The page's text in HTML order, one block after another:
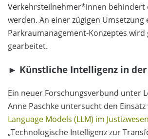
Verkehrsteilnehmer*innen behindert
werden. An einer zügigen Umsetzung
Parkraumanagement-Konzeptes wird
gearbeitet.
► Künstliche Intelligenz in der
Ein neuer Forschungsverbund unter
Anne Paschke untersucht den Einsatz
Language Models (LLM) im Justizwesen
„Technologische Intelligenz zur